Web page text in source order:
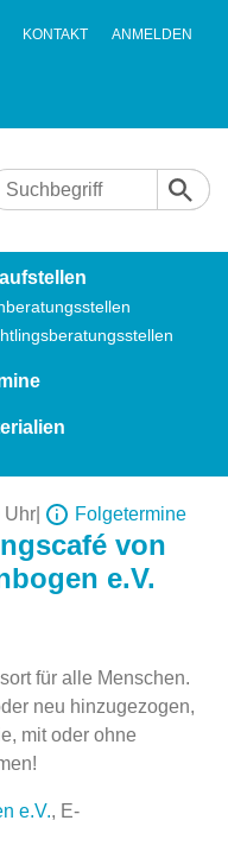
KONTAKT ANMELDEN
Uhr Folgetermine
von
e.V.
für alle Menschen.
neu hinzugezogen,
mit oder ohne
e.V., E-